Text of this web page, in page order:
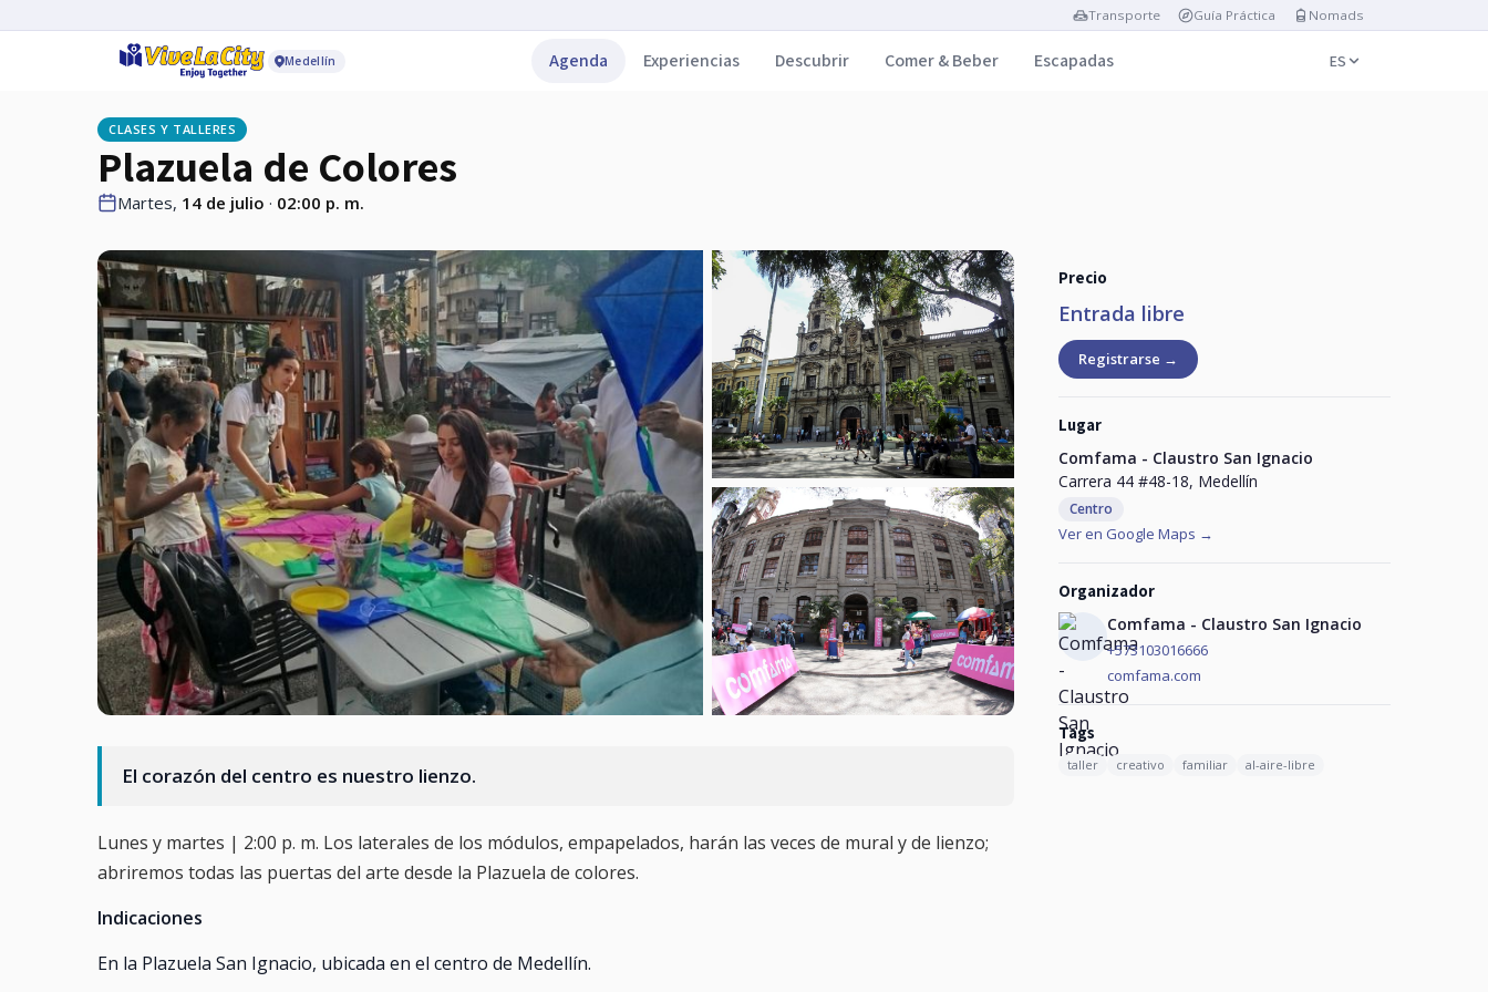
Transporte Guía Práctica Nomads
Medellín Agenda Experiencias Descubrir Comer & Beber Escapadas ES
CLASES Y TALLERES
Plazuela de Colores
Martes, 14 de julio · 02:00 p. m.
El corazón del centro es nuestro lienzo.
Lunes y martes | 2:00 p. m. Los laterales de los módulos, empapelados, harán las veces de mural y de lienzo;
abriremos todas las puertas del arte desde la Plazuela de colores.
Indicaciones
En la Plazuela San Ignacio, ubicada en el centro de Medellín.
Precio
Entrada libre
Registrarse →
Lugar
Comfama - Claustro San Ignacio
Carrera 44 #48-18, Medellín
Centro
Ver en Google Maps →
Organizador
Comfama - Claustro San Ignacio
+573103016666
comfama.com
Tags
taller creativo familiar al-aire-libre